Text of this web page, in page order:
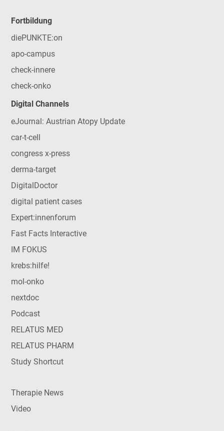
Fortbildung
diePUNKTE:on
apo-campus
check-innere
check-onko
Digital Channels
eJournal: Austrian Atopy Update
car-t-cell
congress x-press
derma-target
DigitalDoctor
digital patient cases
Expert:innenforum
Fast Facts Interactive
IM FOKUS
krebs:hilfe!
mol-onko
nextdoc
Podcast
RELATUS MED
RELATUS PHARM
Study Shortcut
Therapie News
Video